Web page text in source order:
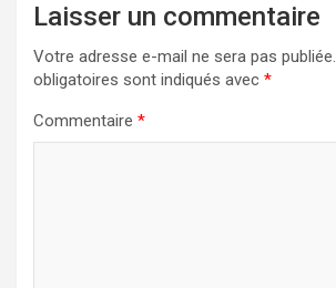
Laisser un commentaire
Votre adresse e-mail ne sera pas publiée.
obligatoires sont indiqués avec *
Commentaire *